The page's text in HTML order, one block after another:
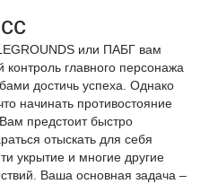
или ПАБГ вам
главного персонажа
достичь успеха. Однако
начинать противостояние
предстоит быстро
отыскать для себя
укрытие и многие другие
Ваша основная задача –